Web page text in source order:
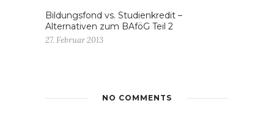
Bildungsfond vs. Studienkredit –
Alternativen zum BAföG Teil 2
27. Februar 2013
NO COMMENTS